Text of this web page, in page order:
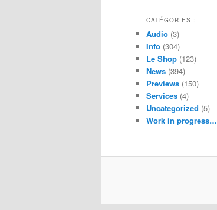
CATÉGORIES :
Audio (3)
Info (304)
Le Shop (123)
News (394)
Previews (150)
Services (4)
Uncategorized (5)
Work in progress…